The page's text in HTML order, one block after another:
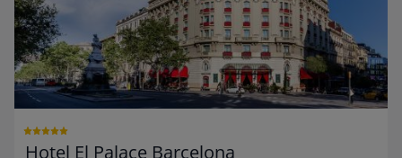
Hotel El Palace Barcelona